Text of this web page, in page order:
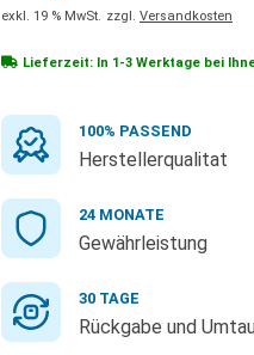
exkl. 19 % MwSt. zzgl. Versandkosten
Lieferzeit: In 1-3 Werktage bei
100% PASSEND
Herstellerqualitat
24 MONATE
Gewährleistung
30 TAGE
Rückgabe und